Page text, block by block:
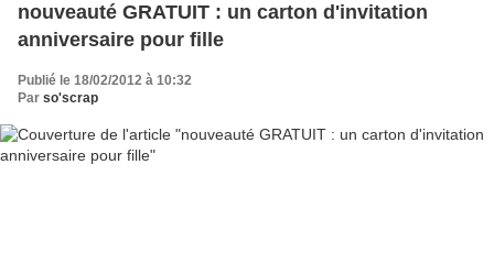
nouveauté GRATUIT : un carton d'invitation
anniversaire pour fille
Publié le 18/02/2012 à 10:32
Par so'scrap